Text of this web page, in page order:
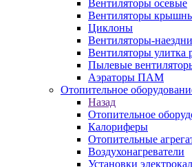
Вентиляторы осевые
Вентиляторы
Циклоны
Вентиляторы-
Вентиляторы улитка
Пылевые
Аэраторы ПАМ
Отопительное
Назад
Отопительное
Калориферы
Отопительные
Воздухонагреватели
Установки